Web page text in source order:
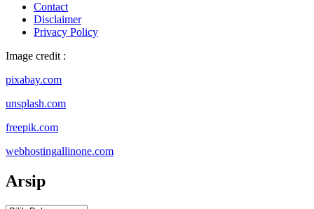
Contact
Disclaimer
Privacy Policy
Image credit :
pixabay.com
unsplash.com
freepik.com
webhostingallinone.com
Arsip